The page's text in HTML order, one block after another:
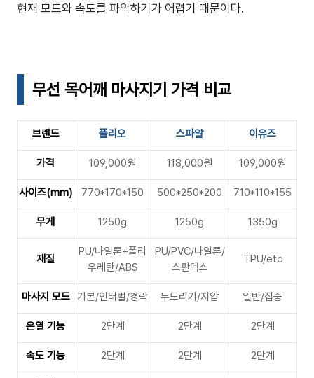
현재 모드와 속도를 파악하기가 어렵기 때문이다.
무선 목어깨 마사지기 가격 비교
브랜드 풀리오 스파알 이유즈
가격 109,000원 118,000원 109,000원
사이즈(mm) 770*170*150 500*250*200 710*110*155
무게 1250g 1250g 1350g
재질
PU/나일론+폴리
우레탄/ABS
PU/PVC/나일론/
스판덱스
TPU/etc
마사지 모드 기본/인터벌/경락 두드리기/지압 일반/집중
온열 기능 2단계 2단계 2단계
속도 기능 2단계 2단계 2단계